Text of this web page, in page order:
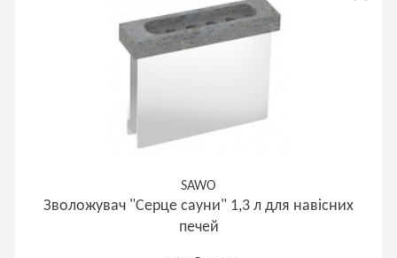
SAWO
Зволожувач "Серце сауни" 1,3 л для навісних
печей